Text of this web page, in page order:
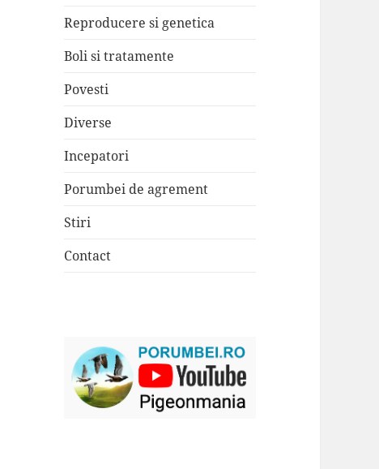
Reproducere si genetica
Boli si tratamente
Povesti
Diverse
Incepatori
Porumbei de agrement
Stiri
Contact